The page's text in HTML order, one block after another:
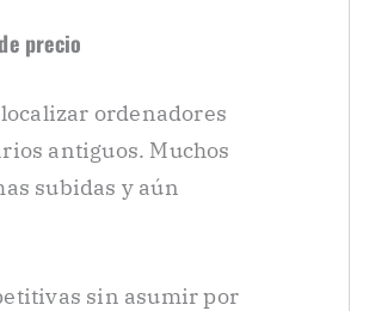
precio
ordenadores
antiguos. Muchos
subidas y aún
sin asumir por